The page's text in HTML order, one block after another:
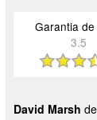
Garantia
3.5
David Marsh